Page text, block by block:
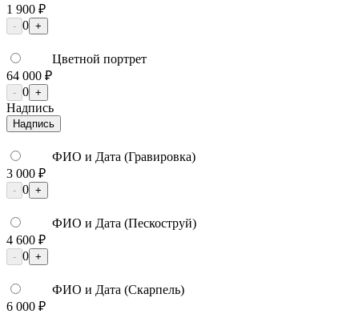
1 900 ₽
- 0 +
Цветной портрет
64 000 ₽
- 0 +
Надпись
Надпись
ФИО и Дата (Гравировка)
3 000 ₽
- 0 +
ФИО и Дата (Пескоструй)
4 600 ₽
- 0 +
ФИО и Дата (Скарпель)
6 000 ₽